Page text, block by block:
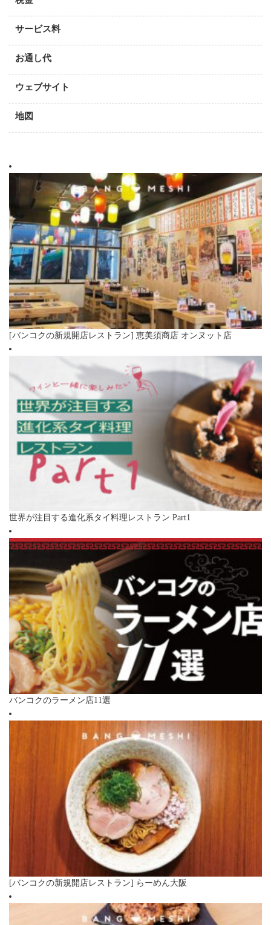
サービス料
お通し代
ウェブサイト
地図
[バンコクの新規開店レストラン] 恵美須商店 オンヌット店
世界が注目する進化系タイ料理レストラン Part1
バンコクのラーメン店11選
[バンコクの新規開店レストラン] らーめん大阪